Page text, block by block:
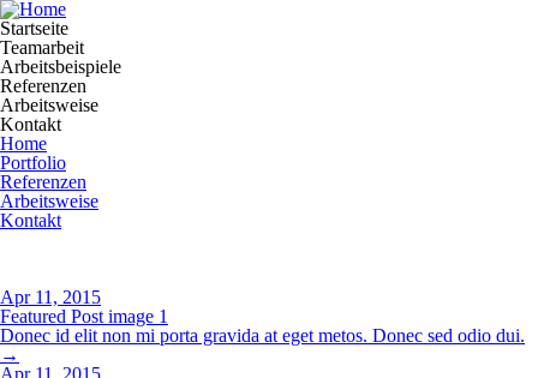
Startseite
Teamarbeit
Arbeitsbeispiele
Referenzen
Arbeitsweise
Kontakt
Home
Portfolio
Referenzen
Arbeitsweise
Kontakt
Apr 11, 2015
Featured Post image 1
Donec id elit non mi porta gravida at eget metos. Donec sed odio dui.
→
Apr 11, 2015